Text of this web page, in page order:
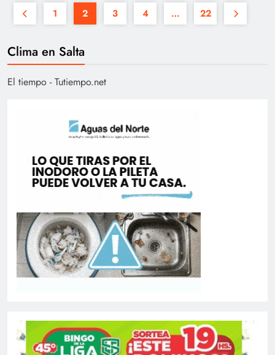
1 2 3 4 … 22
Clima en Salta
El tiempo - Tutiempo.net